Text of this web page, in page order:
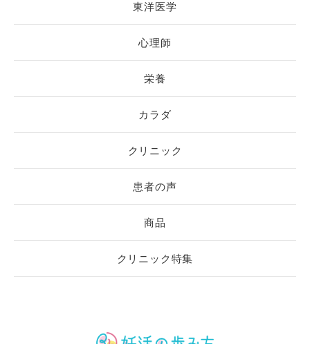
東洋医学
心理師
栄養
カラダ
クリニック
患者の声
商品
クリニック特集